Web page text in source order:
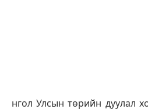
нгол Улсын төрийн дуулал